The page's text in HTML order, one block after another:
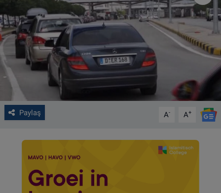
Paylaş A- A+
VIDEO GALERİ
ALGEMENE VOORWAARDEN
CONTACT
Çerez Politikası